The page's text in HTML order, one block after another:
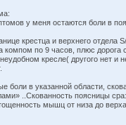
у меня остаются боли в
крестца и верхнего отдела
компом по 9 часов, плюс дорога
кресле( другого нет
боли в указанной области,
..Скованность поясницы
мышц от низа до